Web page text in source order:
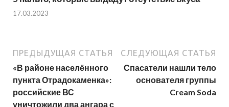
17.03.2023
ПРЕДЫДУЩАЯ СТАТЬЯ
«В районе населённого
пункта Отрадокаменка»:
российские ВС
уничтожили два ангара с
СЛЕДУЮЩАЯ СТАТЬЯ
Спасатели нашли тело
основателя группы
Cream Soda